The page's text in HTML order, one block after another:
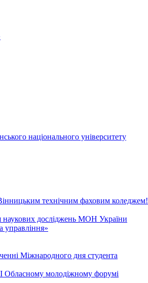
національного університету
технічним фаховим коледжем!
досліджень МОН України
управління»
Міжнародного дня студента
Обласному молодіжному форумі